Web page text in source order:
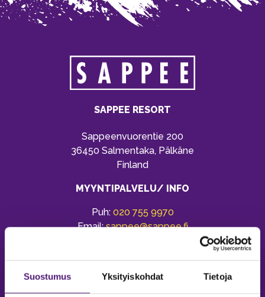
Suostumus Yksityiskohdat Tietoja
SAPPEE RESORT
Sappeenvuorentie 200
36450 Salmentaka, Pälkäne
Finland
MYYNTIPALVELU/ INFO
Puh: 020 755 9970
Email:sappee@sappee.fi